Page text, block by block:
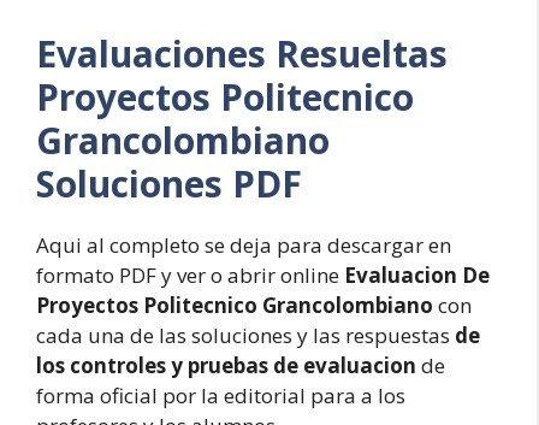
Evaluaciones Resueltas
Proyectos Politecnico
Grancolombiano
Soluciones PDF
Aqui al completo se deja para descargar en
formato PDF y ver o abrir online Evaluacion De
Proyectos Politecnico Grancolombiano con
cada una de las soluciones y las respuestas de
los controles y pruebas de evaluacion de
forma oficial por la editorial para a los